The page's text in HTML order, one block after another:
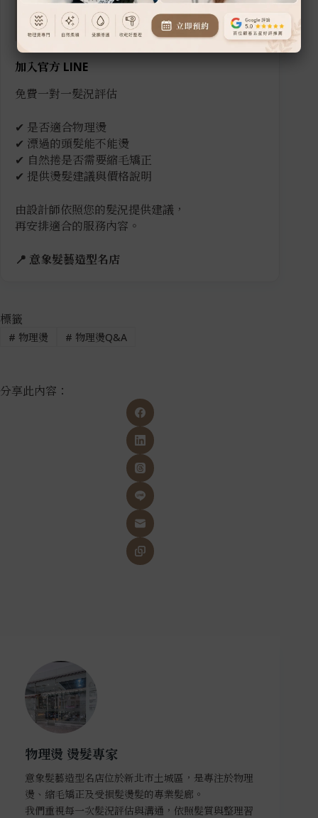
加入官方 LINE
免費一對一髮況評估
✔ 是否適合物理燙
✔ 漂過的頭髮能不能燙
✔ 自然捲是否需要縮毛矯正
✔ 提供燙髮建議與價格說明
由設計師依照您的髮況提供建議，
再安排適合的服務內容。
📍 意象髮藝造型名店
標籤
# 物理燙 # 物理燙Q&A
分享此內容：
物理燙 燙髮專家
意象髮藝造型名店位於新北市土城區，是專注於物理
燙、縮毛矯正及受損髮燙髮的專業髮廊。
我們重視每一次髮況評估與溝通，依照髮質與整理習